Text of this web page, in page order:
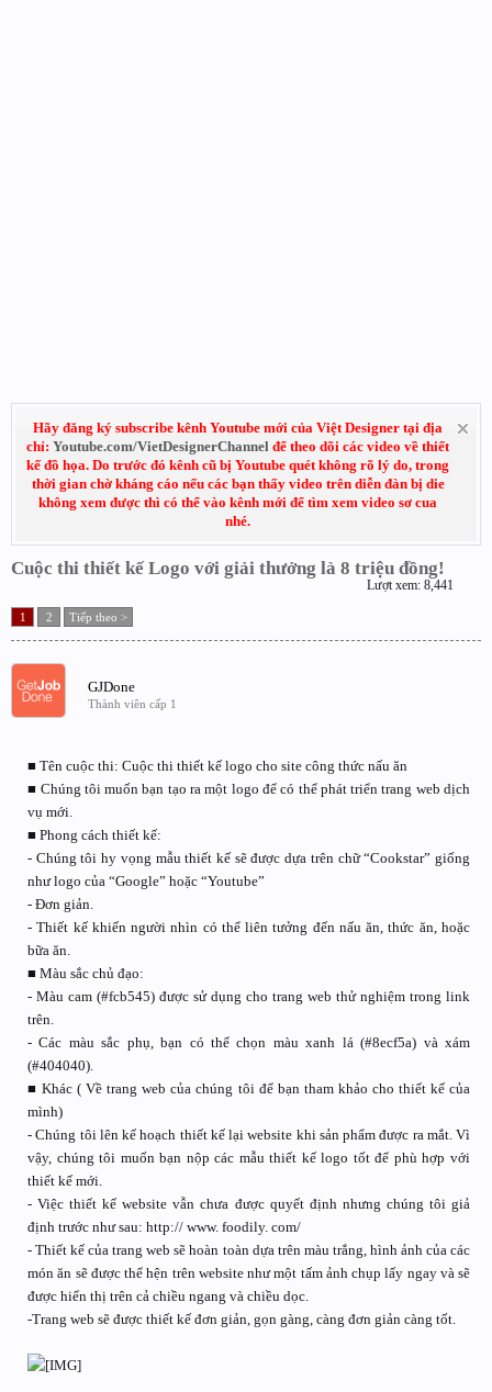
Hãy đăng ký subscribe kênh Youtube mới của Việt Designer tại địa
chỉ: Youtube.com/VietDesignerChannel để theo dõi các video về thiết
kế đồ họa. Do trước đó kênh cũ bị Youtube quét không rõ lý do, trong
thời gian chờ kháng cáo nếu các bạn thấy video trên diễn đàn bị die
không xem được thì có thể vào kênh mới để tìm xem video sơ cua
nhé.
Cuộc thi thiết kế Logo với giải thưởng là 8 triệu đồng!
Lượt xem: 8,441
1 2 Tiếp theo >
GJDone
Thành viên cấp 1
■ Tên cuộc thi: Cuộc thi thiết kế logo cho site công thức nấu ăn
■ Chúng tôi muốn bạn tạo ra một logo để có thể phát triển trang web dịch
vụ mới.
■ Phong cách thiết kế:
- Chúng tôi hy vọng mẫu thiết kế sẽ được dựa trên chữ “Cookstar” giống
như logo của “Google” hoặc “Youtube”
- Đơn giản.
- Thiết kế khiến người nhìn có thể liên tưởng đến nấu ăn, thức ăn, hoặc
bữa ăn.
■ Màu sắc chủ đạo:
- Màu cam (#fcb545) được sử dụng cho trang web thử nghiệm trong link
trên.
- Các màu sắc phụ, bạn có thể chọn màu xanh lá (#8ecf5a) và xám
(#404040).
■ Khác ( Về trang web của chúng tôi để bạn tham khảo cho thiết kế của
mình)
- Chúng tôi lên kế hoạch thiết kế lại website khi sản phẩm được ra mắt. Vì
vậy, chúng tôi muốn bạn nộp các mẫu thiết kế logo tốt để phù hợp với
thiết kế mới.
- Việc thiết kế website vẫn chưa được quyết định nhưng chúng tôi giả
định trước như sau: http:// www. foodily. com/
- Thiết kế của trang web sẽ hoàn toàn dựa trên màu trắng, hình ảnh của các
món ăn sẽ được thể hện trên website như một tấm ảnh chụp lấy ngay và sẽ
được hiển thị trên cả chiều ngang và chiều dọc.
-Trang web sẽ được thiết kế đơn giản, gọn gàng, càng đơn giản càng tốt.